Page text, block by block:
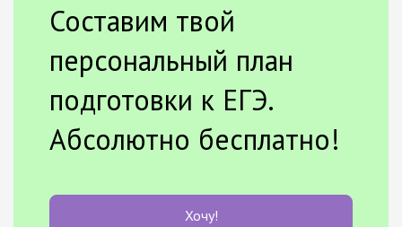
Составим твой
персональный план
подготовки к ЕГЭ.
Абсолютно бесплатно!
Хочу!